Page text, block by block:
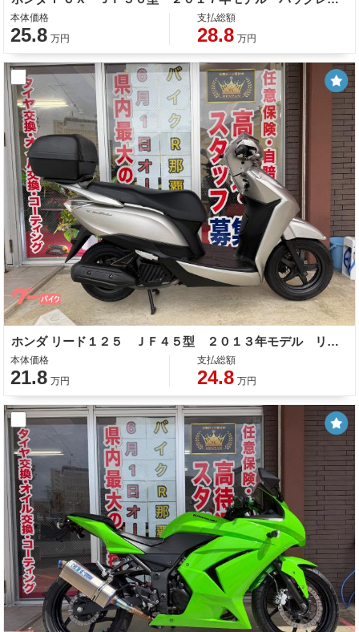
本体価格
25.8 万円
支払総額
28.8 万円
ホンダ リード１２５ ＪＦ４５型 ２０１３年モデル リアキャリア リアボックス
本体価格
21.8 万円
支払総額
24.8 万円